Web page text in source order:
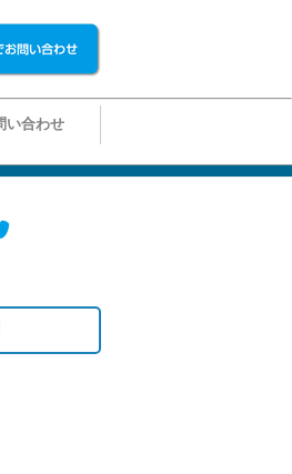
い合わせ